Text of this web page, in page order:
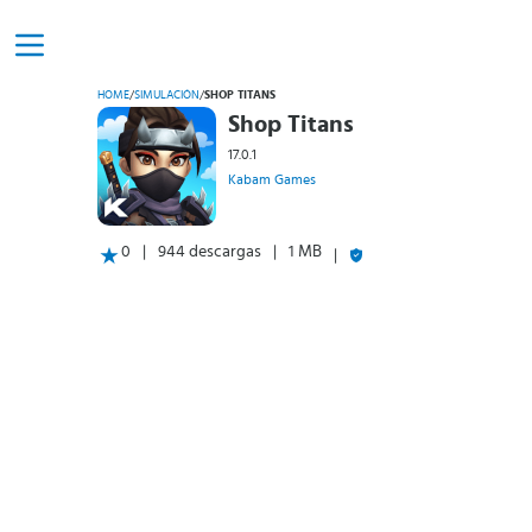
HOME/SIMULACIÓN/SHOP TITANS
Shop Titans
17.0.1
Kabam Games
0 944 descargas 1 MB